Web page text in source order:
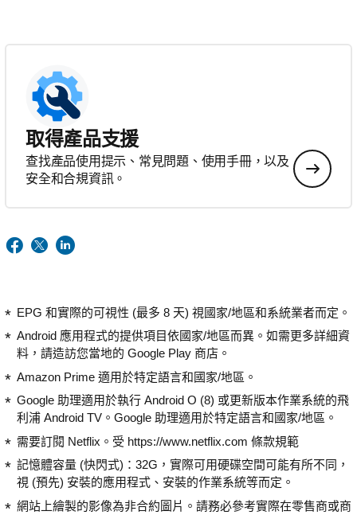
取得產品支援
查找產品使用提示、常見問題、使用手冊，以及
安全和合規資訊。
EPG 和實際的可視性 (最多 8 天) 視國家/地區和系統業者而定。
Android 應用程式的提供項目依國家/地區而異。如需更多詳細資
料，請造訪您當地的 Google Play 商店。
Amazon Prime 適用於特定語言和國家/地區。
Google 助理適用於執行 Android O (8) 或更新版本作業系統的飛
利浦 Android TV。Google 助理適用於特定語言和國家/地區。
需要訂閱 Netflix。受 https://www.netflix.com 條款規範
記憶體容量 (快閃式)：32G，實際可用硬碟空間可能有所不同，
視 (預先) 安裝的應用程式、安裝的作業系統等而定。
網站上繪製的影像為非合約圖片。請務必參考實際在零售商或商